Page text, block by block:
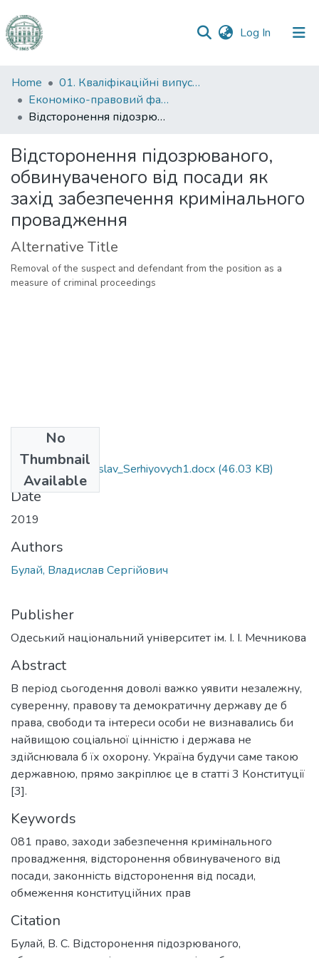
Log In (current)
Communities
&
Collections
Statistics
Home
01. Кваліфікаційні випускні роботи здобувачів вищої освіти
Економіко-правовий факультет
Відсторонення підозрюваного, обвинуваченого від посади як захід забезпечення кримінального провадження
Відсторонення підозрюваного,
обвинуваченого від посади як
захід забезпечення кримінального
провадження
Alternative Title
Removal of the suspect and defendant from the position as a
measure of criminal proceedings
No
Thumbnail
Available
081_Bulay_Vladyslav_Serhiyovych1.docx (46.03 KB)
Date
2019
Authors
Булай, Владислав Сергійович
Publisher
Одеський національний університет ім. І. І. Мечникова
Abstract
В період сьогодення доволі важко уявити незалежну,
суверенну, правову та демократичну державу де б
права, свободи та інтереси особи не визнавались би
найвищою соціальної цінністю і держава не
здійснювала б їх охорону. Україна будучи саме такою
державною, прямо закріплює це в статті 3 Конституції
[3].
Keywords
081 право, заходи забезпечення кримінального
провадження, відсторонення обвинуваченого від
посади, законність відсторонення від посади,
обмеження конституційних прав
Citation
Булай, В. С. Відсторонення підозрюваного,